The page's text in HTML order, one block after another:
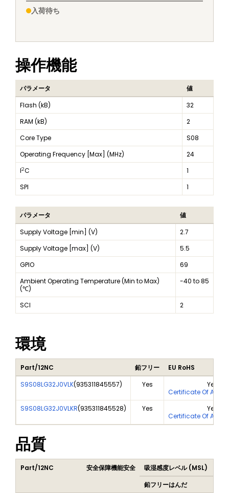
入荷待ち
操作機能
パラメータ
値
Flash (kB)
32
RAM (kB)
2
Core Type
S08
Operating Frequency [Max] (MHz)
24
I2C
1
SPI
1
パラメータ
値
Supply Voltage [min] (V)
2.7
Supply Voltage [max] (V)
5.5
GPIO
69
Ambient Operating Temperature (Min to Max)
(℃)
-40 to 85
SCI 2
環境
Part/12NC 鉛フリー
EU RoHS
S9S08LG32J0VLK(935311845557) Yes
Yes
Certificate Of
S9S08LG32J0VLKR(935311845528) Yes
Yes
Certificate Of
品質
Part/12NC 安全保障機能安全 吸湿感度レベル (MSL)
鉛フリーはんだ